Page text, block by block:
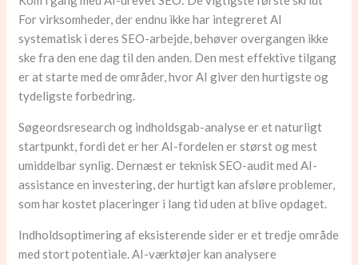
For virksomheder, der endnu ikke har integreret AI
systematisk i deres SEO-arbejde, behøver overgangen ikke
ske fra den ene dag til den anden. Den mest effektive tilgang
er at starte med de områder, hvor AI giver den hurtigste og
tydeligste forbedring.
Søgeordsresearch og indholdsgab-analyse er et naturligt
startpunkt, fordi det er her AI-fordelen er størst og mest
umiddelbar synlig. Dernæst er teknisk SEO-audit med AI-
assistance en investering, der hurtigt kan afsløre problemer,
som har kostet placeringer i lang tid uden at blive opdaget.
Indholdsoptimering af eksisterende sider er et tredje område
med stort potentiale. AI-værktøjer kan analysere